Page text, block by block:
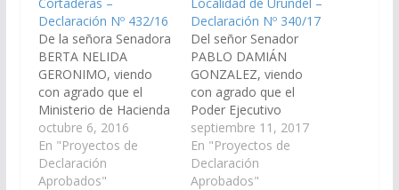
Declaración Nº 432/16
De la señora Senadora
BERTA NELIDA
GERONIMO, viendo
con agrado que el
Ministerio de Hacienda
y Finanzas de la
Provincia de Salta
incorpore en el Plan de
Obras Públicas del
octubre 6, 2016
En "Proyectos de
Declaración
Aprobados"
Declaración Nº 340/17
Del señor Senador
PABLO DAMIÁN
GONZALEZ, viendo
con agrado que el
Poder Ejecutivo
Provincial, a través del
ministerio de Hacienda
y Finanzas del
Gobierno de la
septiembre 11, 2017
En "Proyectos de
Declaración
Aprobados"